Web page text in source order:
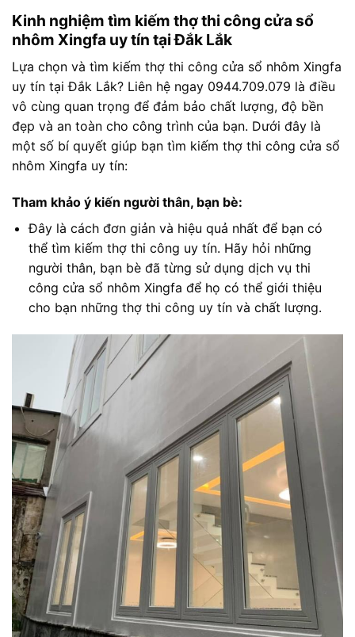
Kinh nghiệm tìm kiếm thợ thi công cửa sổ
nhôm Xingfa uy tín tại Đắk Lắk
Lựa chọn và tìm kiếm thợ thi công cửa sổ nhôm Xingfa
uy tín tại Đắk Lắk? Liên hệ ngay 0944.709.079 là điều
vô cùng quan trọng để đảm bảo chất lượng, độ bền
đẹp và an toàn cho công trình của bạn. Dưới đây là
một số bí quyết giúp bạn tìm kiếm thợ thi công cửa sổ
nhôm Xingfa uy tín:
Tham khảo ý kiến người thân, bạn bè:
Đây là cách đơn giản và hiệu quả nhất để bạn có
thể tìm kiếm thợ thi công uy tín. Hãy hỏi những
người thân, bạn bè đã từng sử dụng dịch vụ thi
công cửa sổ nhôm Xingfa để họ có thể giới thiệu
cho bạn những thợ thi công uy tín và chất lượng.